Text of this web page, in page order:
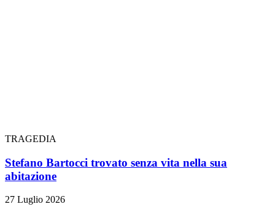
TRAGEDIA
Stefano Bartocci trovato senza vita nella sua
abitazione
27 Luglio 2026